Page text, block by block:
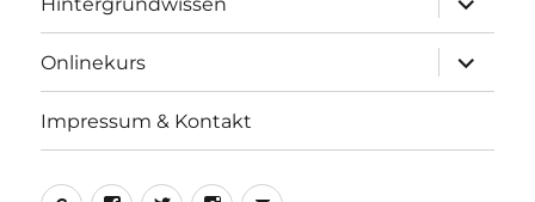
öffnen
Onlinekurs
öffnen
Impressum & Kontakt